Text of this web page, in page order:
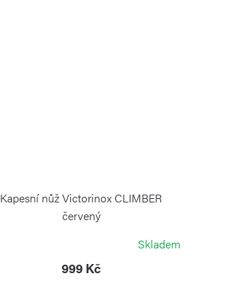
Kapesní nůž Victorinox CLIMBER
červený
Skladem
999 Kč